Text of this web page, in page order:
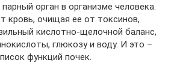
орган в организме человека.
кровь, очищая ее от токсинов,
кислотно-щелочной баланс,
глюкозу и воду. И это –
функций почек.